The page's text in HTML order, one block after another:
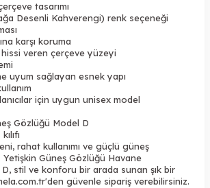
tasarımı
Desenli Kahverengi) renk seçeneği
karşı koruma
veren çerçeve yüzeyi
uyum sağlayan esnek yapı
için uygun unisex model
Gözlüğü Model D
rahat kullanımı ve güçlü güneş
Güneş Gözlüğü Havane
stil ve konforu bir arada sunan şık bir
güvenle sipariş verebilirsiniz.